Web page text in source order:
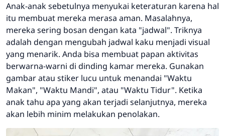
Anak-anak sebetulnya menyukai keteraturan karena hal
itu membuat mereka merasa aman. Masalahnya,
mereka sering bosan dengan kata "jadwal". Triknya
adalah dengan mengubah jadwal kaku menjadi visual
yang menarik. Anda bisa membuat papan aktivitas
berwarna-warni di dinding kamar mereka. Gunakan
gambar atau stiker lucu untuk menandai "Waktu
Makan", "Waktu Mandi", atau "Waktu Tidur". Ketika
anak tahu apa yang akan terjadi selanjutnya, mereka
akan lebih minim melakukan penolakan.